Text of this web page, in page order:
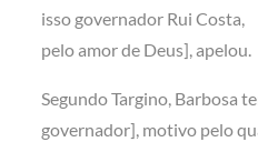
isso governador Rui Costa,
pelo amor de Deus], apelou.
Segundo Targino, Barbosa
governador], motivo pelo